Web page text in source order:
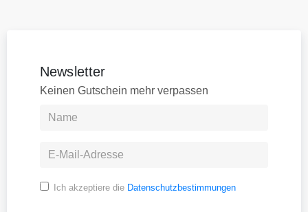
Newsletter
Keinen Gutschein mehr verpassen
Ich akzeptiere die Datenschutzbestimmungen